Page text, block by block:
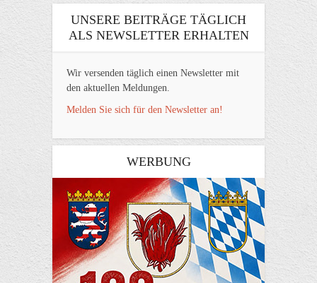
UNSERE BEITRÄGE TÄGLICH
ALS NEWSLETTER ERHALTEN
Wir versenden täglich einen Newsletter mit
den aktuellen Meldungen.
Melden Sie sich für den Newsletter an!
WERBUNG